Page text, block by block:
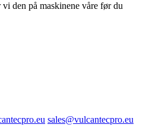
den på maskinene våre før du
sales@vulcantecpro.eu